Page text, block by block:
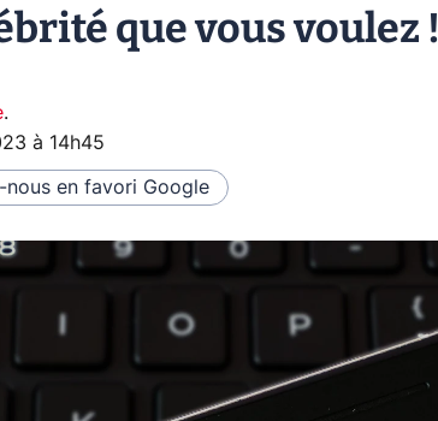
que vous voulez !
.
à 14h45
nous en favori Google